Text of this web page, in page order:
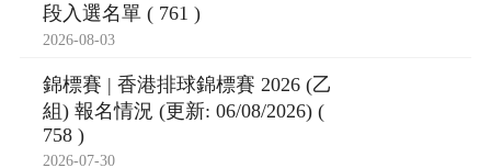
段入選名單 ( 761 )
2026-08-03
錦標賽 | 香港排球錦標賽 2026 (乙
組) 報名情況 (更新: 06/08/2026) (
758 )
2026-07-30